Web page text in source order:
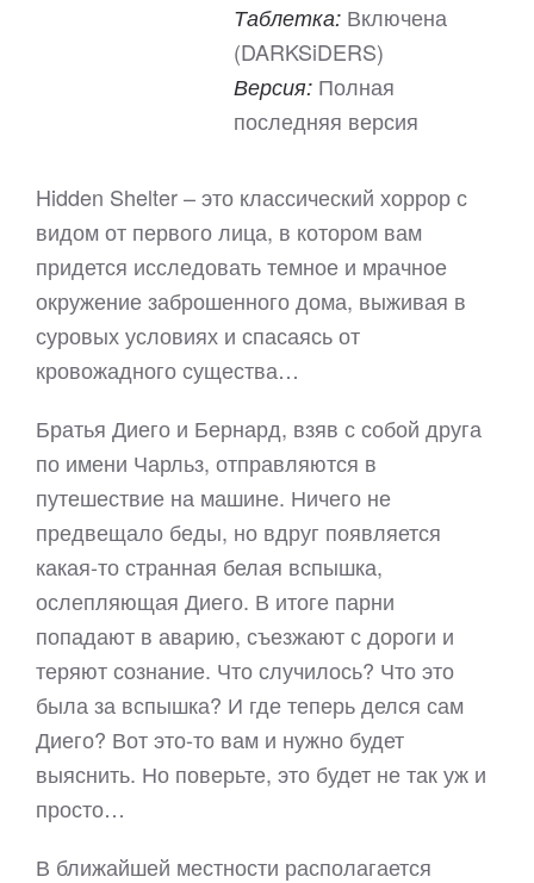
Таблетка: Включена
(DARKSiDERS)
Версия: Полная
последняя версия
Hidden Shelter – это классический хоррор с
видом от первого лица, в котором вам
придется исследовать темное и мрачное
окружение заброшенного дома, выживая в
суровых условиях и спасаясь от
кровожадного существа…
Братья Диего и Бернард, взяв с собой друга
по имени Чарльз, отправляются в
путешествие на машине. Ничего не
предвещало беды, но вдруг появляется
какая-то странная белая вспышка,
ослепляющая Диего. В итоге парни
попадают в аварию, съезжают с дороги и
теряют сознание. Что случилось? Что это
была за вспышка? И где теперь делся сам
Диего? Вот это-то вам и нужно будет
выяснить. Но поверьте, это будет не так уж и
просто…
В ближайшей местности располагается